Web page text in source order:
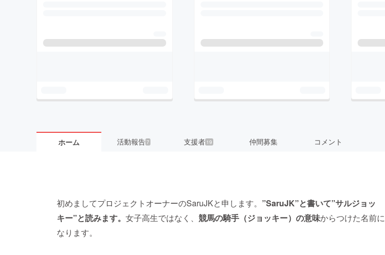
ホーム 活動報告7 支援者 19 仲間募集 コメント
初めましてプロジェクトオーナーのSaruJKと申します。 ”SaruJK”と書いて”サルジョッ
キー”と読みます。 女子高生ではなく、 競馬の騎手（ジョッキー）の意味からつけた名前に
なります。